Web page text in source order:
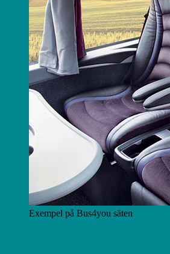
Exempel på Bus4you säten